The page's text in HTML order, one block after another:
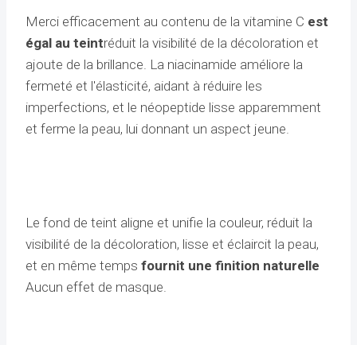
Merci efficacement au contenu de la vitamine C est
égal au teintréduit la visibilité de la décoloration et
ajoute de la brillance. La niacinamide améliore la
fermeté et l'élasticité, aidant à réduire les
imperfections, et le néopeptide lisse apparemment
et ferme la peau, lui donnant un aspect jeune.
Le fond de teint aligne et unifie la couleur, réduit la
visibilité de la décoloration, lisse et éclaircit la peau,
et en même temps fournit une finition naturelle
Aucun effet de masque.